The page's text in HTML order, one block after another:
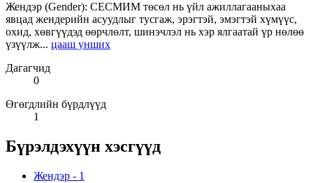
Жендэр (Gender): СЕСМИМ төсөл нь үйл ажиллагааныхаа
явцад жендерийн асуудлыг тусгаж, эрэгтэй, эмэгтэй хүмүүс,
охид, хөвгүүдэд өөрчлөлт, шинэчлэл нь хэр ялгаатай үр нөлөө
үзүүлж... цааш унших
Дагагчид
0
Өгөгдлийн бүрдлүүд
1
Бүрэлдэхүүн хэсгүүд
Жендэр - 1